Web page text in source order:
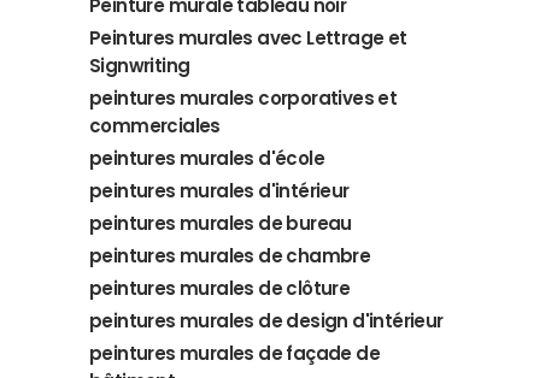
Peinture murale tableau noir
Peintures murales avec Lettrage et
Signwriting
peintures murales corporatives et
commerciales
peintures murales d'école
peintures murales d'intérieur
peintures murales de bureau
peintures murales de chambre
peintures murales de clôture
peintures murales de design d'intérieur
peintures murales de façade de